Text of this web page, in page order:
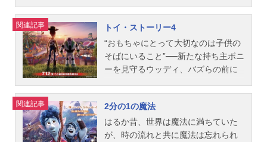
ン：ハーレイ・ジェサップ撮影監督
（ライティング）：シャロン・キャ
ラハンセット・スーパーバイザー：
デヴィッド・ムニエー主題歌「BestF
riend～...
スティニー：中村アンニモ：菊地慶
ベイリー：多田野曜平ベビー・ドリ
ー：青山ららエイ先生：赤坂泰彦ス
タッフ監督：アンドリュー・スタン
トン共同監督：アンガス・マクレー
作：リンジー・コリンズ脚本：アン
ドリュー・スタントン ヴィクトリ
ア・ストラウス音楽：トーマス・ニ
ューマン海洋生物監修：さかなク
ストライトニング・マックィーン：
土田大クルーズ・ラミレス：松岡茉
優スモーキー：有本欽隆スターリン
グ：大川透メーター：山口智充ジャ
クソン・ストーム：藤森慎吾（オリ
ルイジ：パンツェッタ・ジローラモ
サリー：戸田恵子ミス・フリッタ
ー：定岡小百合ナタリー・サートゥ
ン：園崎未恵スタッフ監督：ブライ
くべき“秘密”とは？すべての謎を解く
鍵は、伝説の歌手が遺した名曲“リメ
ンバー・ミー”に隠されていた…。作
品名リメンバー・ミー放送形態劇場
版アニメシリーズディズニー映画ス
ャストミゲル：石橋陽彩ヘクター：
藤木直人エルネスト・デラクルス：
橋本さとしママ・イメルダ：松雪泰
子おばあちゃん：磯辺万沙子お父さ
なパワーをもつパパ、ボブ、伸縮自
在なゴム人間のママ、ヘレン、超高
速移動できる長男ダッシュと、鉄壁
バリアで防御できる長女ヴァイのオ
レット。さらに、スーパーパワーに
ク・ジャック。その潜在能力は、ま
だ未知数。家事も育児も世界の危機
も、驚異のスキルと家族の絆で乗り
越える、この夏最高の一家団結アド
関連記事
トイ・ストーリー4
“おもちゃにとって大切なのは子供の
そばにいること”──新たな持ち主ボニ
ーを見守るウッディ、バズらの前に
手作りおもちゃのフォーキー。彼は
自分をゴミだと思い込み逃げ出して
しまう…。フォーキーを救おうとす
るウッディを待ち受けていたのは、
関連記事
2分の1の魔法
はるか昔、世界は魔法に満ちていた
が、時の流れと共に魔法は忘れられ